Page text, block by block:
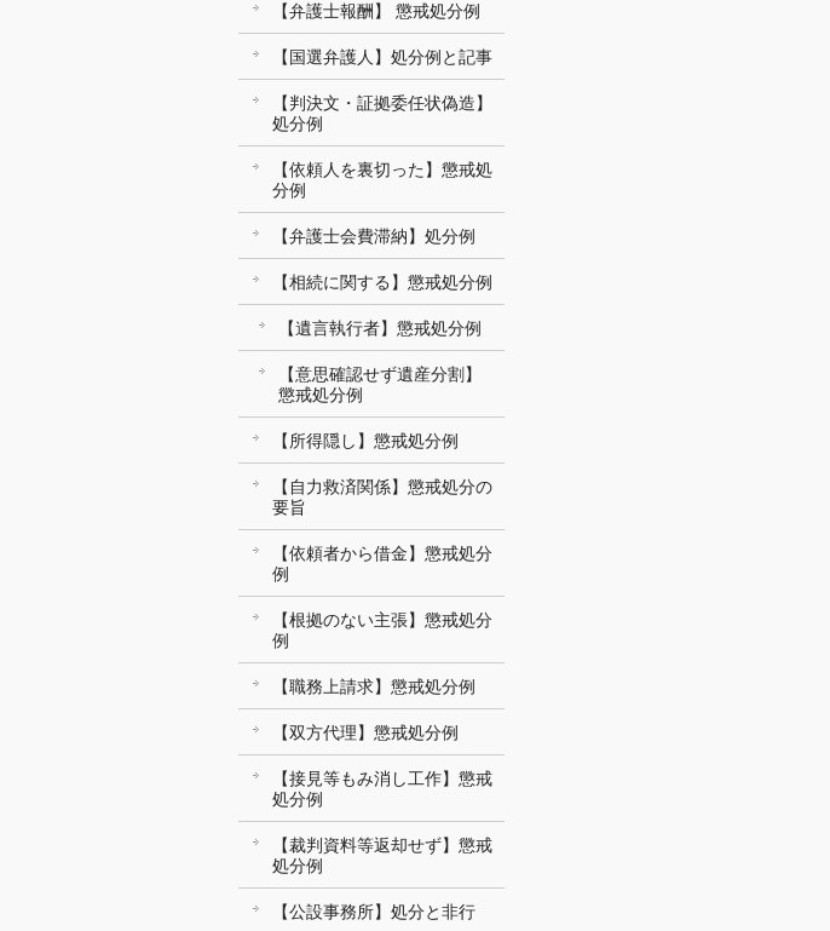
【弁護士報酬】 懲戒処分例
【国選弁護人】処分例と記事
【判決文・証拠委任状偽造】
処分例
【依頼人を裏切った】懲戒処
分例
【弁護士会費滞納】処分例
【相続に関する】懲戒処分例
【遺言執行者】懲戒処分例
【意思確認せず遺産分割】
懲戒処分例
【所得隠し】懲戒処分例
【自力救済関係】懲戒処分の
要旨
【依頼者から借金】懲戒処分
例
【根拠のない主張】懲戒処分
例
【職務上請求】懲戒処分例
【双方代理】懲戒処分例
【接見等もみ消し工作】懲戒
処分例
【裁判資料等返却せず】懲戒
処分例
【公設事務所】処分と非行